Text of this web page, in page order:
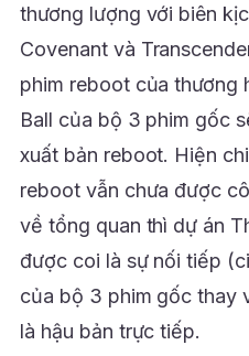
thương lượng với biên
Covenant và
phim reboot của thương
Ball của bộ 3 phim gốc
xuất bản reboot. Hiện
reboot vẫn chưa được
về tổng quan thì dự án
được coi là sự nối tiếp
của bộ 3 phim gốc thay
là hậu bản trực tiếp.